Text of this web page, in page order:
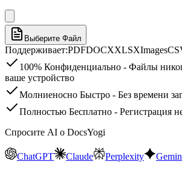
Выберите Файл
Поддерживает:PDFDOCXXLSXImages
100% Конфиденциально - Файлы
ваше устройство
Молниеносно Быстро - Без времени
Полностью Бесплатно - Регистрация
Спросите AI о DocsYogi
ChatGPT Claude Perplexity